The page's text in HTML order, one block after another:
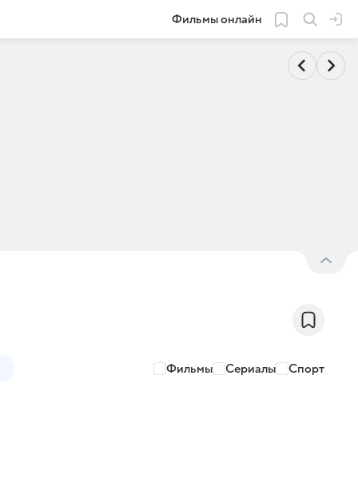
Фильмы онлайн
Фильмы Сериалы Спорт